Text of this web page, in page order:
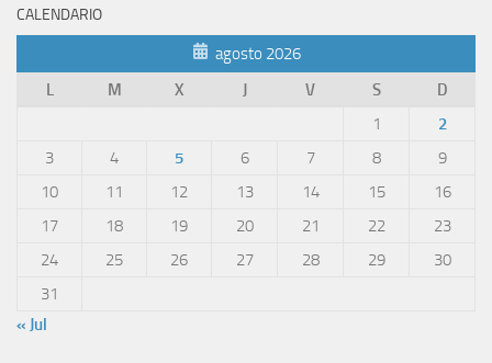
CALENDARIO
agosto 2026
L
M X J V S
D
1
2
3
4 5 6 7 8
9
10
11 12 13 14 15
16
17
18 19 20 21 22
23
24
25 26 27 28 29
30
31
« Jul